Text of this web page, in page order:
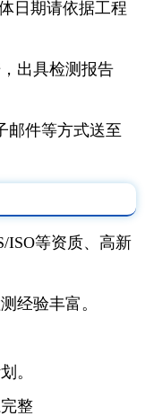
日期请依据工程
出具检测报告
邮件等方式送至
ISO等资质、高新
经验丰富。
。
整